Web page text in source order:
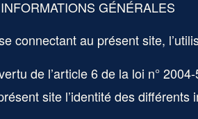
GÉNÉRALES
connectant au présent site,
de l’article 6 de la loi n°
site l’identité des